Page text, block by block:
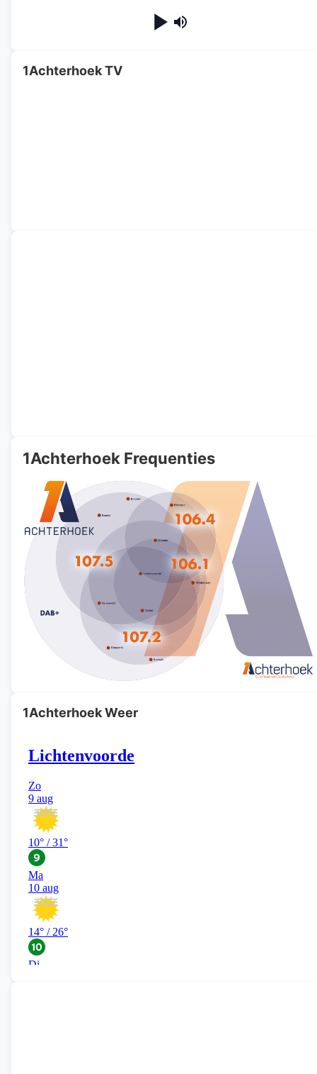
1Achterhoek TV
1Achterhoek Frequenties
1Achterhoek Weer